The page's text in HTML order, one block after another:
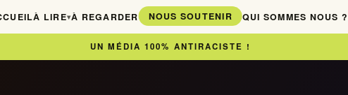
À LIRE▾À REGARDER NOUS SOUTENIR QUI SOMMES NOUS ?
UN MÉDIA 100% ANTIRACISTE !